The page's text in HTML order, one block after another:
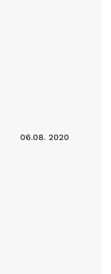
06.08. 2020